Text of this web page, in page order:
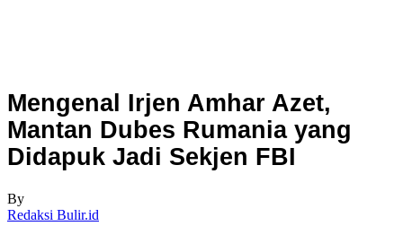
Mengenal Irjen Amhar Azet,
Mantan Dubes Rumania yang
Didapuk Jadi Sekjen FBI
By
Redaksi Bulir.id